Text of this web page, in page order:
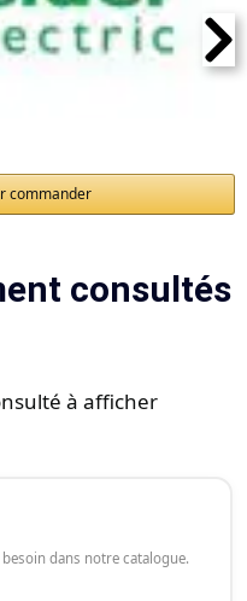
commander
consultés
à afficher
dans notre catalogue.